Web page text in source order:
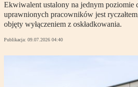
Ekwiwalent ustalony na jednym poziomie
uprawnionych pracowników jest
objęty wyłączeniem z oskładkowania.
Publikacja: 09.07.2026 04:40